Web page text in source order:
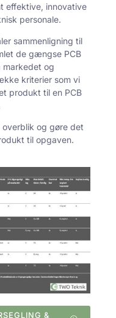
effektive, innovative
personale.
sammenligning til
de gængse PCB
og
kriterier som vi
produkt til en PCB
og gøre det
til opgaven.
&